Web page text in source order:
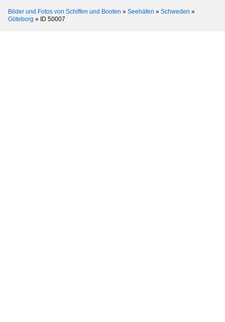
Bilder und Fotos von Schiffen und Booten » Seehäfen » Schweden »
Göteborg » ID 50007